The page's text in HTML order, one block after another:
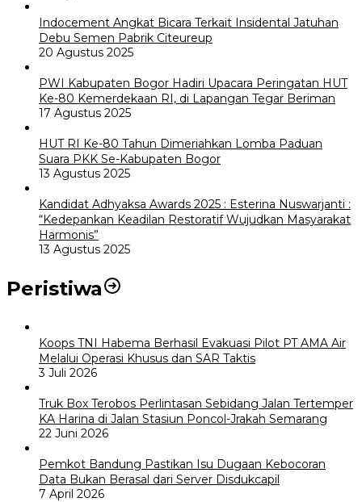
Indocement Angkat Bicara Terkait Insidental Jatuhan
Debu Semen Pabrik Citeureup
20 Agustus 2025
PWI Kabupaten Bogor Hadiri Upacara Peringatan HUT
Ke-80 Kemerdekaan RI, di Lapangan Tegar Beriman
17 Agustus 2025
HUT RI Ke-80 Tahun Dimeriahkan Lomba Paduan
Suara PKK Se-Kabupaten Bogor
13 Agustus 2025
Kandidat Adhyaksa Awards 2025 : Esterina Nuswarjanti :
“Kedepankan Keadilan Restoratif Wujudkan Masyarakat
Harmonis”
13 Agustus 2025
Peristiwa
Koops TNI Habema Berhasil Evakuasi Pilot PT AMA Air
Melalui Operasi Khusus dan SAR Taktis
3 Juli 2026
Truk Box Terobos Perlintasan Sebidang Jalan Tertemper
KA Harina di Jalan Stasiun Poncol-Jrakah Semarang
22 Juni 2026
Pemkot Bandung Pastikan Isu Dugaan Kebocoran
Data Bukan Berasal dari Server Disdukcapil
7 April 2026